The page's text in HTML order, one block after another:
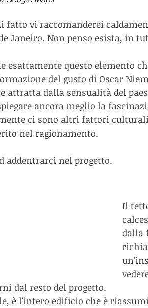
fatto vi raccomanderei
Janeiro. Non penso esista, in
esattamente questo elemento
del gusto di Oscar
attratta dalla sensualità del
ancora meglio la
ci sono altri fattori
nel ragionamento.
addentrarci nel progetto.
Il
dalla
dal resto del progetto.
è l'intero edificio che è